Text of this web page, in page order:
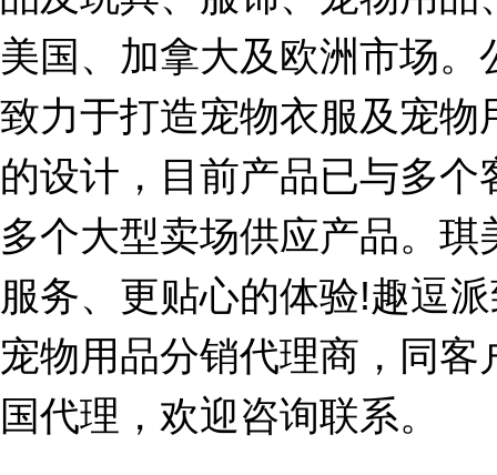
美国、加拿大及欧洲市场
致力于打造宠物衣服及宠
的设计，目前产品已与多
多个大型卖场供应产品。
服务、更贴心的体验!趣逗
宠物用品分销代理商，同
国代理，欢迎咨询联系。